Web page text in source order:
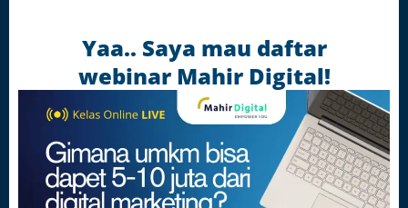
Yaa.. Saya mau daftar
webinar Mahir Digital!